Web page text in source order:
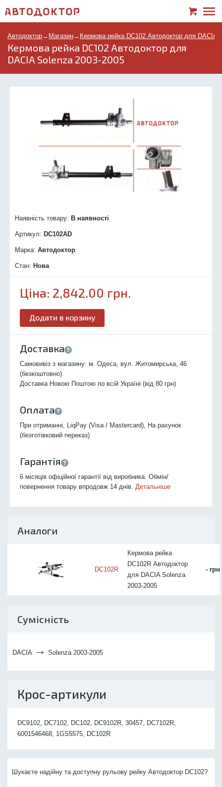
Автодоктор→ Магазин→ Кермова рейка DC102 Автодоктор для DACIA
Кермова рейка DC102 Автодоктор для
DACIA Solenza 2003-2005
Наявність товару: В наявності
Артикул: DC102AD
Марка: Автодоктор
Стан: Нова
Ціна: 2,842.00 грн.
Додати в корзину
Доставка
Самовивіз з магазину: м. Одеса, вул. Житомирська, 46
(безкоштовно)
Доставка Новою Поштою по всій Україні (від 80 грн)
Оплата
При отриманні, LiqPay (Visa / Mastercard), На рахунок
(безготівковий переказ)
Гарантія
6 місяців офіційної гарантії від виробника. Обмін/
повернення товару впродовж 14 днів. Детальніше
Аналоги
DC102R
Кермова рейка
DC102R Автодоктор
для DACIA Solenza
2003-2005
- грн
Сумісність
DACIA → Solenza 2003-2005
Крос-артикули
DC9102, DC7102, DC102, DC9102R, 30457, DC7102R,
6001546468, 1GS5575, DC102R
Шукаєте надійну та доступну рульову рейку Автодоктор DC102?